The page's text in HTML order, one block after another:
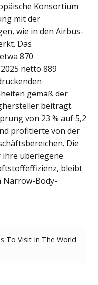
Konsortium
mit der
wie in den Airbus-
Das
870
netto 889
gemäß der
beiträgt.
von 23 % auf 5,2
profitierte von der
Die
ihre überlegene
bleibt
Narrow-Body-
To Visit In The World